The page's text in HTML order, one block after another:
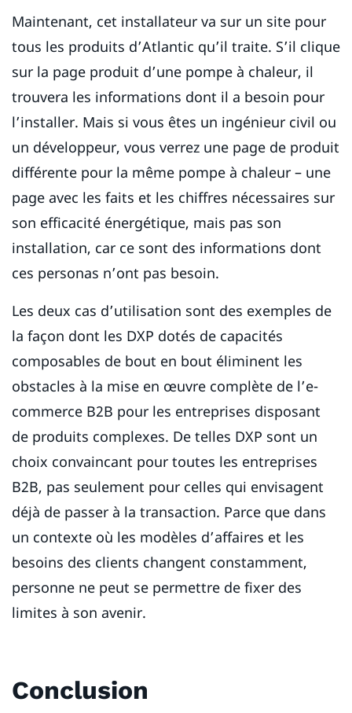
Maintenant, cet installateur va sur un site pour
tous les produits d’Atlantic qu’il traite. S’il clique
sur la page produit d’une pompe à chaleur, il
trouvera les informations dont il a besoin pour
l’installer. Mais si vous êtes un ingénieur civil ou
un développeur, vous verrez une page de produit
différente pour la même pompe à chaleur – une
page avec les faits et les chiffres nécessaires sur
son efficacité énergétique, mais pas son
installation, car ce sont des informations dont
ces personas n’ont pas besoin.
Les deux cas d’utilisation sont des exemples de
la façon dont les DXP dotés de capacités
composables de bout en bout éliminent les
obstacles à la mise en œuvre complète de l’e-
commerce B2B pour les entreprises disposant
de produits complexes. De telles DXP sont un
choix convaincant pour toutes les entreprises
B2B, pas seulement pour celles qui envisagent
déjà de passer à la transaction. Parce que dans
un contexte où les modèles d’affaires et les
besoins des clients changent constamment,
personne ne peut se permettre de fixer des
limites à son avenir.
Conclusion